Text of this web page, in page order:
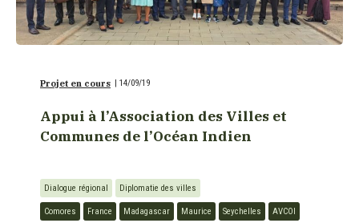
Projet en cours 14/09/19
Appui à l’Association des Villes et
Communes de l’Océan Indien
Dialogue régional Diplomatie des villes
Comores France Madagascar Maurice Seychelles AVCOI